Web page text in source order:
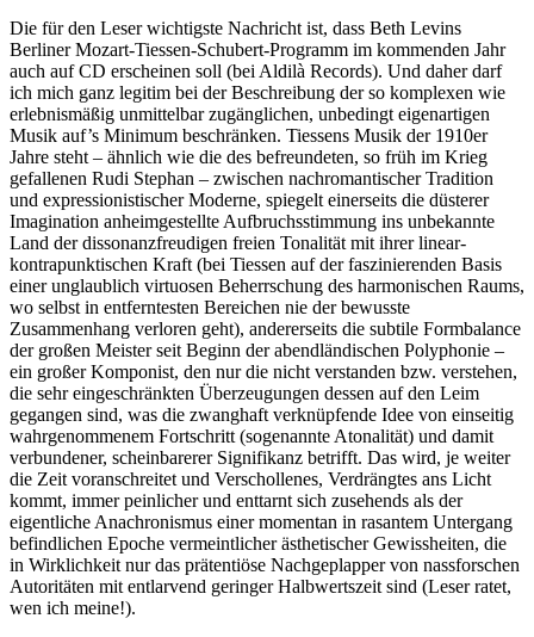
Die für den Leser wichtigste Nachricht ist, dass Beth Levins
Berliner Mozart-Tiessen-Schubert-Programm im kommenden Jahr
auch auf CD erscheinen soll (bei Aldilà Records). Und daher darf
ich mich ganz legitim bei der Beschreibung der so komplexen wie
erlebnismäßig unmittelbar zugänglichen, unbedingt eigenartigen
Musik auf’s Minimum beschränken. Tiessens Musik der 1910er
Jahre steht – ähnlich wie die des befreundeten, so früh im Krieg
gefallenen Rudi Stephan – zwischen nachromantischer Tradition
und expressionistischer Moderne, spiegelt einerseits die düsterer
Imagination anheimgestellte Aufbruchsstimmung ins unbekannte
Land der dissonanzfreudigen freien Tonalität mit ihrer linear-
kontrapunktischen Kraft (bei Tiessen auf der faszinierenden Basis
einer unglaublich virtuosen Beherrschung des harmonischen Raums,
wo selbst in entferntesten Bereichen nie der bewusste
Zusammenhang verloren geht), andererseits die subtile Formbalance
der großen Meister seit Beginn der abendländischen Polyphonie –
ein großer Komponist, den nur die nicht verstanden bzw. verstehen,
die sehr eingeschränkten Überzeugungen dessen auf den Leim
gegangen sind, was die zwanghaft verknüpfende Idee von einseitig
wahrgenommenem Fortschritt (sogenannte Atonalität) und damit
verbundener, scheinbarerer Signifikanz betrifft. Das wird, je weiter
die Zeit voranschreitet und Verschollenes, Verdrängtes ans Licht
kommt, immer peinlicher und enttarnt sich zusehends als der
eigentliche Anachronismus einer momentan in rasantem Untergang
befindlichen Epoche vermeintlicher ästhetischer Gewissheiten, die
in Wirklichkeit nur das prätentiöse Nachgeplapper von nassforschen
Autoritäten mit entlarvend geringer Halbwertszeit sind (Leser ratet,
wen ich meine!).